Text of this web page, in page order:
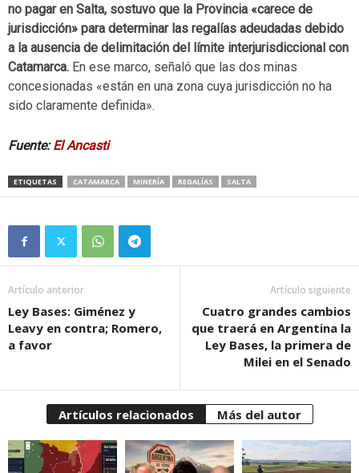
no pagar en Salta, sostuvo que la Provincia «carece de
jurisdicción» para determinar las regalías adeudadas debido
a la ausencia de delimitación del límite interjurisdiccional con
Catamarca. En ese marco, señaló que las dos minas
concesionadas «están en una zona cuya jurisdicción no ha
sido claramente definida».
Fuente:El Ancasti
ETIQUETAS CATAMARCA MINERÍA REGALÍAS SALTA
Artículo anterior
Ley Bases: Giménez y
Leavy en contra; Romero,
a favor
Artículo siguiente
Cuatro grandes cambios
que traerá en Argentina la
Ley Bases, la primera de
Milei en el Senado
Artículos relacionados Más del autor